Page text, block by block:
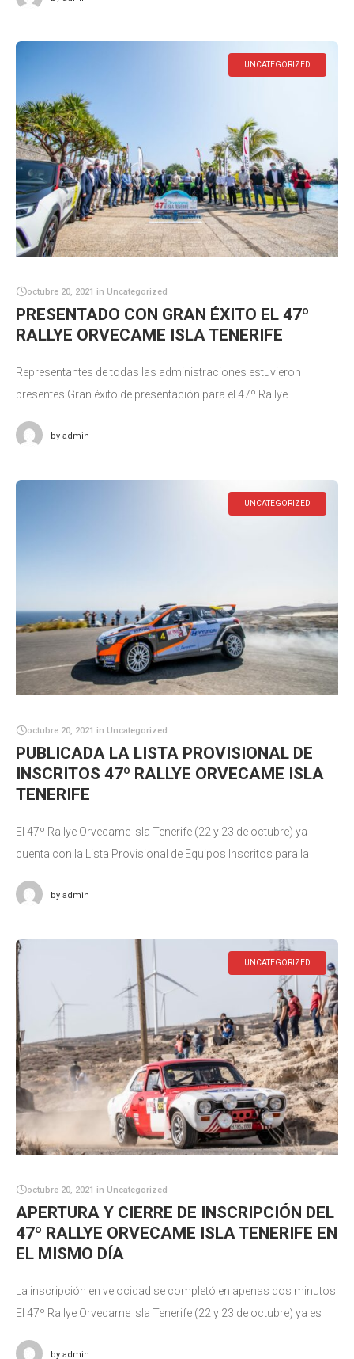
UNCATEGORIZED
octubre 20, 2021 in Uncategorized
PRESENTADO CON GRAN ÉXITO EL 47º
RALLYE ORVECAME ISLA TENERIFE
Representantes de todas las administraciones estuvieron
presentes Gran éxito de presentación para el 47º Rallye
para el Campeonato de Canarias
by admin
UNCATEGORIZED
octubre 20, 2021 in Uncategorized
PUBLICADA LA LISTA PROVISIONAL DE
INSCRITOS 47º RALLYE ORVECAME ISLA
TENERIFE
El 47º Rallye Orvecame Isla Tenerife (22 y 23 de octubre) ya
cuenta con la Lista Provisional de Equipos Inscritos para la
by admin
UNCATEGORIZED
octubre 20, 2021 in Uncategorized
APERTURA Y CIERRE DE INSCRIPCIÓN DEL
47º RALLYE ORVECAME ISLA TENERIFE EN
EL MISMO DÍA
La inscripción en velocidad se completó en apenas dos minutos
El 47º Rallye Orvecame Isla Tenerife (22 y 23 de octubre) ya es
by admin